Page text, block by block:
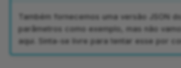
Também fornecemos uma versão JSON
parâmetros como exemplo, mas não
aqui. Sinta-se livre para tentar esse por